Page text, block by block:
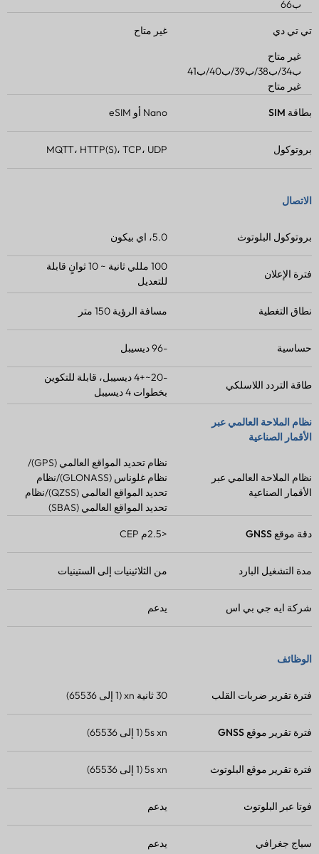
ب66
تي تي دي
غير متاح
غير متاح
ب34/ب38/ب39/ب40/ب41
غير متاح
بطاقة SIM Nano أو eSIM
بروتوكول MQTT، HTTP(S)، TCP، UDP
الاتصال
بروتوكول البلوتوث 5.0، اي بيكون
فترة الإعلان
100 مللي ثانية ~ 10 ثوانٍ قابلة
للتعديل
نطاق التغطية مسافة الرؤية 150 متر
حساسية -96 ديسيبل
طاقة التردد اللاسلكي
-20~+4 ديسيبل، قابلة للتكوين
بخطوات 4 ديسيبل
نظام الملاحة العالمي عبر
الأقمار الصناعية
نظام الملاحة العالمي عبر
الأقمار الصناعية
نظام تحديد المواقع العالمي (GPS)/
نظام غلوناس (GLONASS)/نظام
تحديد المواقع العالمي (QZSS)/نظام
تحديد المواقع العالمي (SBAS)
دقة موقع GNSS <2.5م CEP
مدة التشغيل البارد من الثلاثينيات إلى الستينيات
شركة ايه جي بي اس يدعم
الوظائف
فترة تقرير ضربات القلب 30 ثانية xn (1 إلى 65536)
فترة تقرير موقع GNSS 5s xn (1 إلى 65536)
فترة تقرير موقع البلوتوث 5s xn (1 إلى 65536)
فوتا عبر البلوتوث يدعم
سياج جغرافي يدعم